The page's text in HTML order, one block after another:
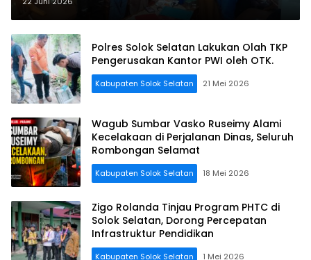
Dingin Mandiri Nan Madani”
Polres Solok Selatan Lakukan Olah TKP
Pengerusakan Kantor PWI oleh OTK.
Kabupaten Solok Selatan 21 Mei 2026
Wagub Sumbar Vasko Ruseimy Alami
Kecelakaan di Perjalanan Dinas, Seluruh
Rombongan Selamat
Kabupaten Solok Selatan 18 Mei 2026
Zigo Rolanda Tinjau Program PHTC di
Solok Selatan, Dorong Percepatan
Infrastruktur Pendidikan
Kabupaten Solok Selatan 1 Mei 2026